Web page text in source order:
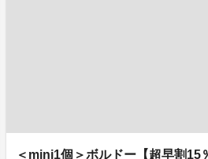
＜mini1個＞ボルドー【超早割15